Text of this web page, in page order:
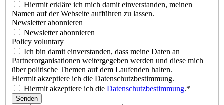
Hiermit erkläre ich mich damit einverstanden, meinen
Namen auf der Webseite aufführen zu lassen.
Newsletter abonnieren
Newsletter abonnieren
Policy voluntary
Ich bin damit einverstanden, dass meine Daten an
Partnerorganisationen weitergegeben werden und diese mich
über politische Themen auf dem Laufenden halten.
Hiermit akzeptiere ich die Datenschutzbestimmung.
Hiermit akzeptiere ich die Datenschutzbestimmung.*
Senden